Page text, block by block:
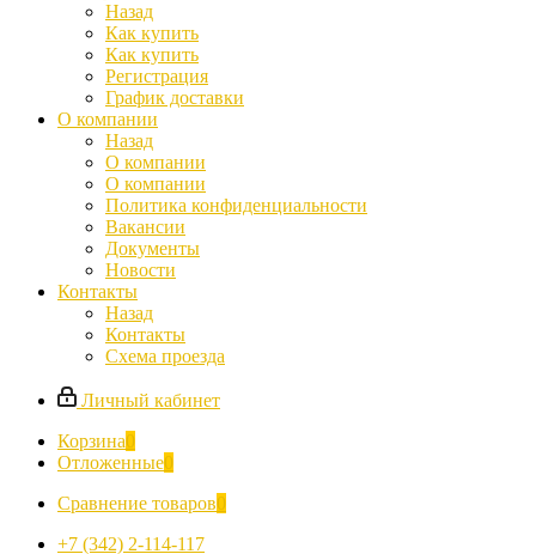
Назад
Как купить
Как купить
Регистрация
График доставки
О компании
Назад
О компании
О компании
Политика конфиденциальности
Вакансии
Документы
Новости
Контакты
Назад
Контакты
Схема проезда
Личный кабинет
Корзина0
Отложенные0
Сравнение товаров0
+7 (342) 2-114-117